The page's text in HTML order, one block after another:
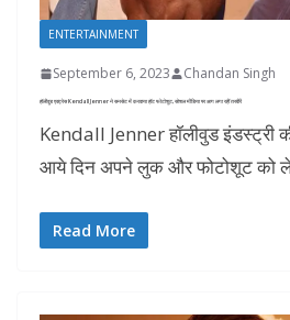
ENTERTAINMENT
September 6, 2023 Chandan Singh
हॉलीवुड एक्ट्रेस Kendall Jenner ने सनसेट में करवाया हॉट फोटोशूट, सोशल मीडिया पर आग लगा रहीं तस्वीरें
Kendall Jenner हॉलीवुड इंडस्ट्री
आये दिन अपने लुक और फोटोशूट को
Read More